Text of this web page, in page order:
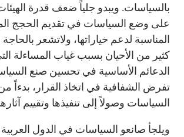
بالسياسات. ويبدو جلياً ضعف قدرة
على وضع السياسات في تقديم الحجج
المناسبة لدعم خياراتها، ولاتشعر
كثير من الأحيان بسبب غياب المساءلة
الدعائم الأساسية في تحسين صنع
تفرض الشفافية في اتخاذ القرار، بدءاً
السياسات وصولاً إلى تنفيذها وتقييم
ويلجأ صانعو السياسات في الدول